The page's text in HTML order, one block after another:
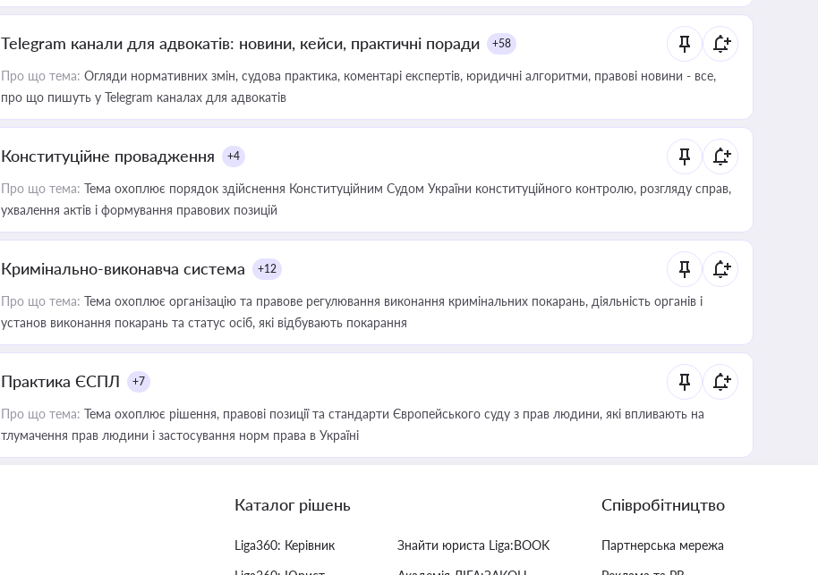
Telegram канали для адвокатів: новини, кейси, практичні поради +58
Про що тема: Огляди нормативних змін, судова практика, коментарі експертів, юридичні алгоритми, правові новини - все,
про що пишуть у Telegram каналах для адвокатів
Конституційне провадження +4
Про що тема: Тема охоплює порядок здійснення Конституційним Судом України конституційного контролю, розгляду справ,
ухвалення актів і формування правових позицій
Кримінально-виконавча система +12
Про що тема: Тема охоплює організацію та правове регулювання виконання кримінальних покарань, діяльність органів і
установ виконання покарань та статус осіб, які відбувають покарання
Практика ЄСПЛ +7
Про що тема: Тема охоплює рішення, правові позиції та стандарти Європейського суду з прав людини, які впливають на
тлумачення прав людини і застосування норм права в Україні
Каталог рішень
Liga360: Керівник
Знайти юриста Liga:BOOK
Співробітництво
Партнерська мережа